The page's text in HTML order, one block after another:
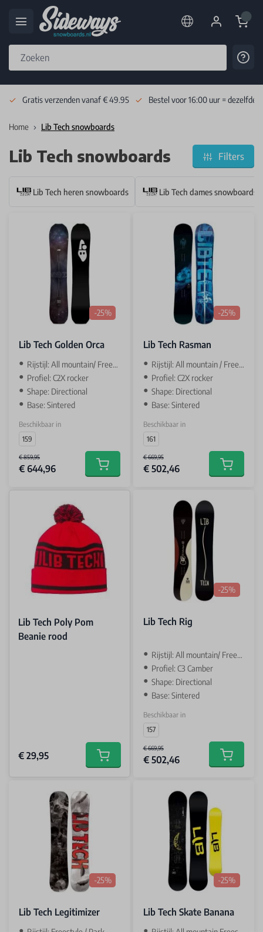
Cart
Gratis verzenden vanaf € 49.95 Bestel voor 16:00 uur = dezelfde
Home Lib Tech snowboards
Lib Tech snowboards Filters
Lib Tech heren snowboards Lib Tech dames snowboards
-25%
Lib Tech Golden Orca
Rijstijl: All mountain/ Freeride
Profiel: C2X rocker
Shape: Directional
Base: Sintered
Beschikbaar in
159
€ 859,95
€ 644,96 Add to cart
-25%
Lib Tech Rasman
Rijstijl: All mountain / Freeride
Profiel: C2X rocker
Shape: Directional
Base: Sintered
Beschikbaar in
161
€ 669,95
€ 502,46 Add to
Lib Tech Poly Pom
Beanie rood
€ 29,95 Add to cart
-25%
Lib Tech Rig
Rijstijl: All mountain/ Freeride
Profiel: C3 Camber
Shape: Directional
Base: Sintered
Beschikbaar in
157
€ 669,95
€ 502,46 Add to
-25%
Lib Tech Legitimizer
-25%
Lib Tech Skate Banana